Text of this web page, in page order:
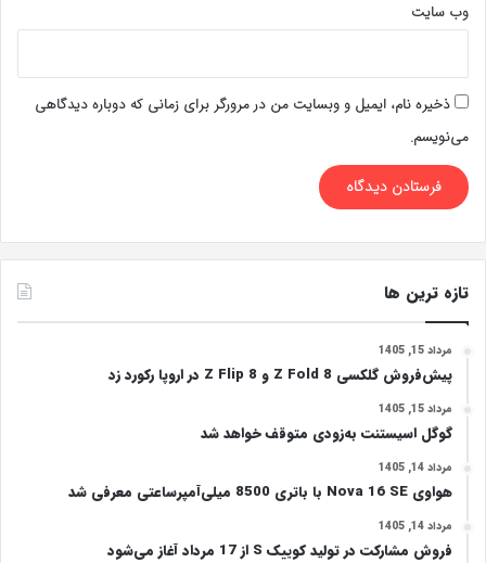
وب‌ سایت
ذخیره نام، ایمیل و وبسایت من در مرورگر برای زمانی که دوباره دیدگاهی
می‌نویسم.
تازه ترین ها
مرداد 15, 1405
پیش‌فروش گلکسی Z Fold 8 و Z Flip 8 در اروپا رکورد زد
مرداد 15, 1405
گوگل اسیستنت به‌زودی متوقف خواهد شد
مرداد 14, 1405
هواوی Nova 16 SE با باتری 8500 میلی‌آمپرساعتی معرفی شد
مرداد 14, 1405
فروش مشارکت در تولید کوییک S از 17 مرداد آغاز می‌شود